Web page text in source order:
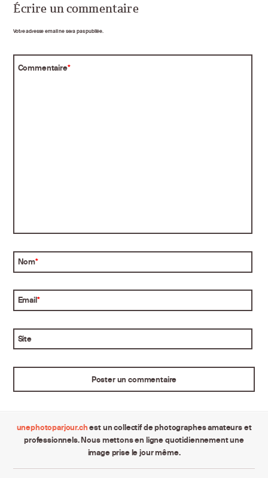
Écrire un commentaire
Votre adresse email ne sera pas publiée.
Commentaire*
Nom*
Email*
Site
unephotoparjour.chest un collectif de photographes amateurs et
professionnels. Nous mettons en ligne quotidiennement une
image prise le jour même.